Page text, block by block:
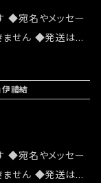
◆宛名やメッセー
ません ◆発送はラ
らのオンラインシ
します ◆発送は12/
ます
伊禮結
◆宛名やメッセー
ません ◆発送はラ